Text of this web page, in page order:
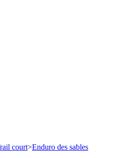
court>Enduro des sables